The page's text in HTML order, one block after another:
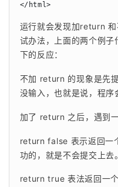
</html>
运行就会发现加return
试办法，上面的两个例
下的反应：
不加 return 的现象是先
没输入，也就是说，程序
加了 return 之后，遇到
return false 表示返回一
功的，就是不会提交上去。
return true 表法返回一